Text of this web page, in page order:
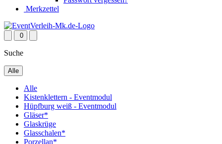
Merkzettel
0
Suche
Alle
Alle
Kistenklettern - Eventmodul
Hüpfburg weiß - Eventmodul
Gläser*
Glaskrüge
Glasschalen*
Porzellan*